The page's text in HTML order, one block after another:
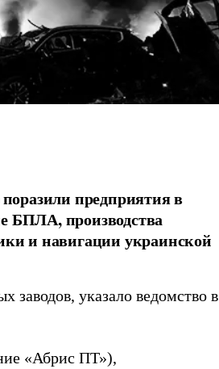
предприятия в
БПЛА, производства
и навигации украинской
заводов, указало ведомство в
«Абрис ПТ»),